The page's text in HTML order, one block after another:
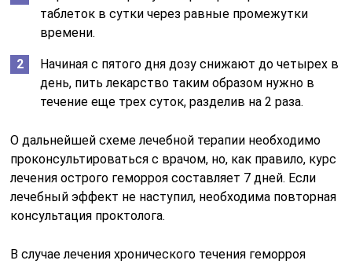
таблеток в сутки через равные промежутки
времени.
Начиная с пятого дня дозу снижают до четырех в
день, пить лекарство таким образом нужно в
течение еще трех суток, разделив на 2 раза.
О дальнейшей схеме лечебной терапии необходимо
проконсультироваться с врачом, но, как правило, курс
лечения острого геморроя составляет 7 дней. Если
лечебный эффект не наступил, необходима повторная
консультация проктолога.
В случае лечения хронического течения геморроя